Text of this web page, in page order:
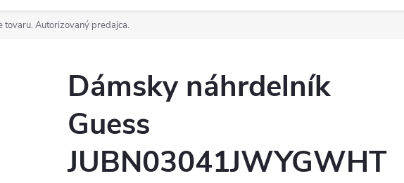
tovaru. Autorizovaný predajca.
Dámsky náhrdelník
Guess
JUBN03041JWYGWHT